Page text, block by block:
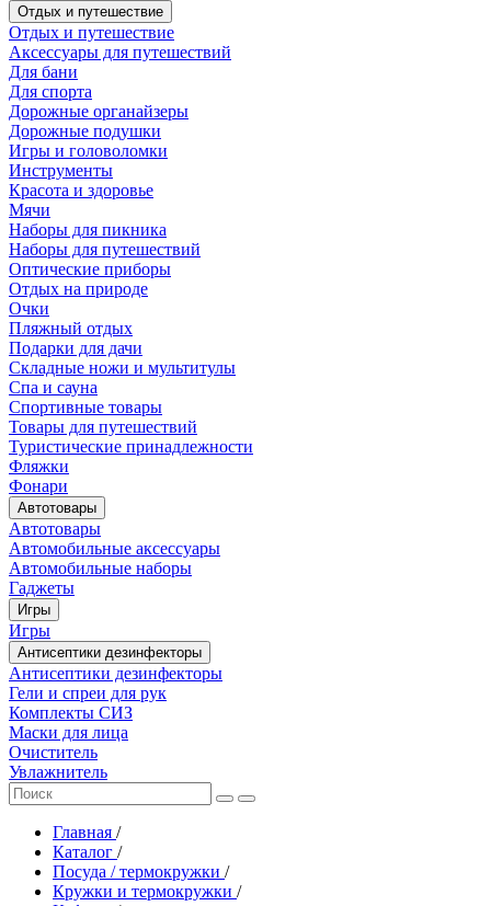
Отдых и путешествие
Отдых и путешествие
Аксессуары для путешествий
Для бани
Для спорта
Дорожные органайзеры
Дорожные подушки
Игры и головоломки
Инструменты
Красота и здоровье
Мячи
Наборы для пикника
Наборы для путешествий
Оптические приборы
Отдых на природе
Очки
Пляжный отдых
Подарки для дачи
Складные ножи и мультитулы
Спа и сауна
Спортивные товары
Товары для путешествий
Туристические принадлежности
Фляжки
Фонари
Автотовары
Автотовары
Автомобильные аксессуары
Автомобильные наборы
Гаджеты
Игры
Игры
Антисептики дезинфекторы
Антисептики дезинфекторы
Гели и спреи для рук
Комплекты СИЗ
Маски для лица
Очиститель
Увлажнитель
Главная /
Каталог /
Посуда / термокружки /
Кружки и термокружки /